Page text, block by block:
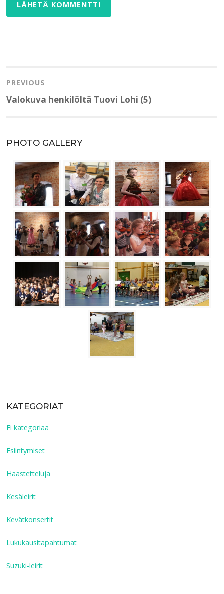
selaus
PREVIOUS
Previous
Valokuva henkilöltä Tuovi Lohi (5)
PHOTO GALLERY
KATEGORIAT
Ei kategoriaa
Esiintymiset
Haastetteluja
Kesäleirit
Kevätkonsertit
Lukukausitapahtumat
Suzuki-leirit